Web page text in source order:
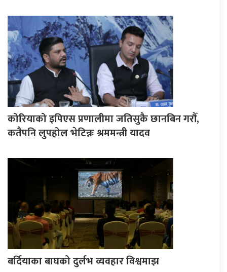
कोरियाको इपिएस प्रणालीमा जतिसुकै छानबिन गरौँ,
कतैपनि लुपहोल भेटिन्नः श्रममन्त्री यादव
बर्दियाका बाघको दुर्लभ व्यवहार विश्वमाझ